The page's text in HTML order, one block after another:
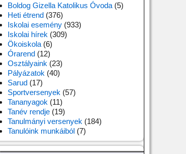
Boldog Gizella Katolikus Óvoda (5)
Heti étrend (376)
Iskolai esemény (933)
Iskolai hírek (309)
Ökoiskola (6)
Órarend (12)
Osztályaink (23)
Pályázatok (40)
Sarud (17)
Sportversenyek (57)
Tananyagok (11)
Tanév rendje (19)
Tanulmányi versenyek (184)
Tanulóink munkáiból (7)